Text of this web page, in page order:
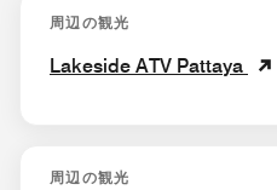
周辺の観光
Lakeside ATV Pattaya
周辺の観光